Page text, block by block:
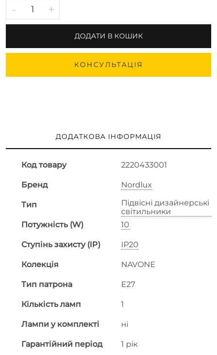
- +
ДОДАТИ В КОШИК
КОНСУЛЬТАЦІЯ
ДОДАТКОВА ІНФОРМАЦІЯ
Код товару 2220433001
Бренд Nordlux
Тип
Підвісні дизайнерські
світильники
Потужність (W)
10
Ступінь захисту (IP) IP20
Колекція NAVONE
Тип патрона E27
Кількість ламп 1
Лампи у комплекті ні
Гарантійний період 1 рік